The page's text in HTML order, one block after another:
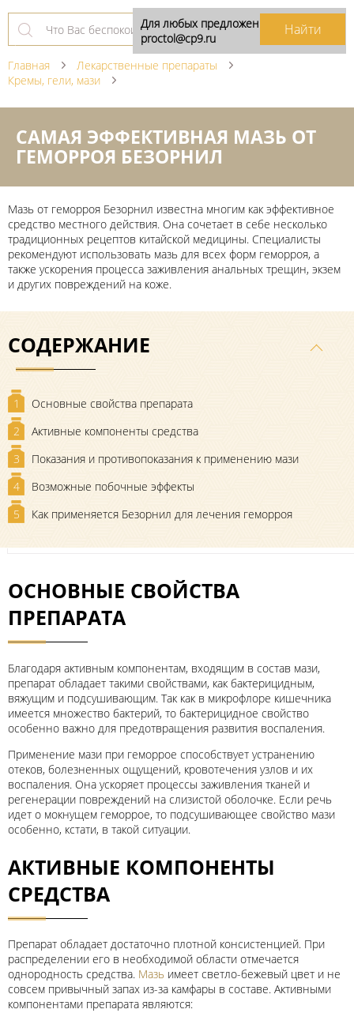
Главная
Лекарственные препараты
Кремы, гели, мази
САМАЯ ЭФФЕКТИВНАЯ МАЗЬ ОТ
ГЕМОРРОЯ БЕЗОРНИЛ
Мазь от геморроя Безорнил известна многим как эффективное
средство местного действия. Она сочетает в себе несколько
традиционных рецептов китайской медицины. Специалисты
рекомендуют использовать мазь для всех форм геморроя, а
также ускорения процесса заживления анальных трещин, экзем
и других повреждений на коже.
СОДЕРЖАНИЕ
1
Основные свойства препарата
2
Активные компоненты средства
3
Показания и противопоказания к применению мази
4
Возможные побочные эффекты
5
Как применяется Безорнил для лечения геморроя
ОСНОВНЫЕ СВОЙСТВА
ПРЕПАРАТА
Благодаря активным компонентам, входящим в состав мази,
препарат обладает такими свойствами, как бактерицидным,
вяжущим и подсушивающим. Так как в микрофлоре кишечника
имеется множество бактерий, то бактерицидное свойство
особенно важно для предотвращения развития воспаления.
Применение мази при геморрое способствует устранению
отеков, болезненных ощущений, кровотечения узлов и их
воспаления. Она ускоряет процессы заживления тканей и
регенерации повреждений на слизистой оболочке. Если речь
идет о мокнущем геморрое, то подсушивающее свойство мази
особенно, кстати, в такой ситуации.
АКТИВНЫЕ КОМПОНЕНТЫ
СРЕДСТВА
Препарат обладает достаточно плотной консистенцией. При
распределении его в необходимой области отмечается
однородность средства. Мазь имеет светло-бежевый цвет и не
совсем привычный запах из-за камфары в составе. Активными
компонентами препарата являются:
Для любых предложений по сайту:
proctol@cp9.ru